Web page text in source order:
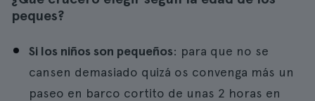
peques?
Si los niños son pequeños: para que no se
cansen demasiado quizá os convenga más un
paseo en barco cortito de unas 2 horas en